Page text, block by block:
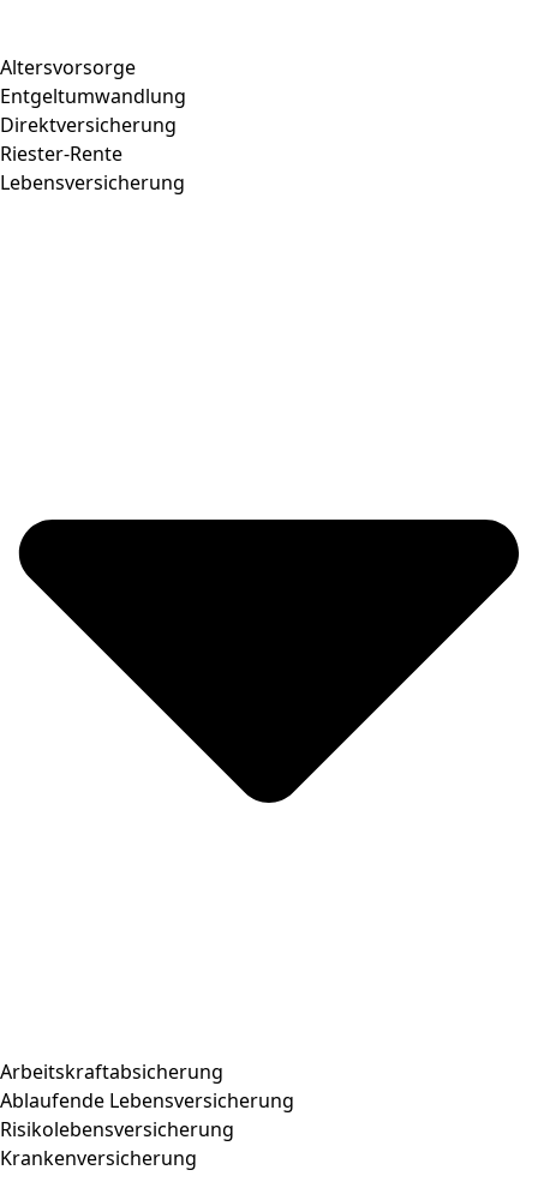
Altersvorsorge
Entgeltumwandlung
Direktversicherung
Riester-Rente
Lebensversicherung
Arbeitskraftabsicherung
Ablaufende Lebensversicherung
Risikolebensversicherung
Krankenversicherung